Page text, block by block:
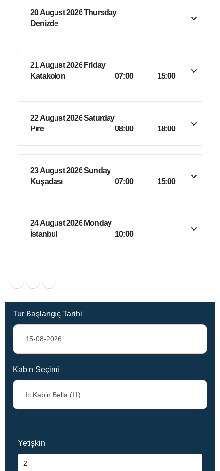
20 August 2026 Thursday
Denizde
21 August 2026 Friday
Katakolon
07:00 15:00
22 August 2026 Saturday
Pire
08:00 18:00
23 August 2026 Sunday
Kuşadası
07:00 15:00
24 August 2026 Monday
İstanbul
10:00
Tur Başlangıç Tarihi
Kabin Seçimi
Yetişkin